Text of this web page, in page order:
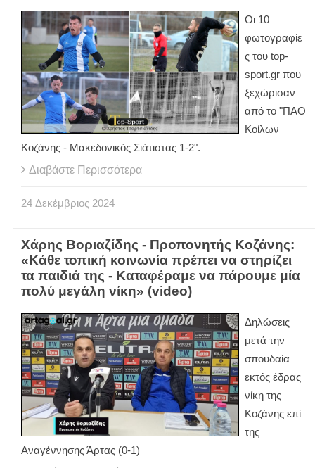
Οι 10
φωτογραφίε
ς του top-
sport.gr που
ξεχώρισαν
από το "ΠΑΟ
Κοίλων
Κοζάνης - Μακεδονικός Σιάτιστας 1-2".
Διαβάστε Περισσότερα
24 Δεκέμβριος 2024
Χάρης Βοριαζίδης - Προπονητής Κοζάνης:
«Κάθε τοπική κοινωνία πρέπει να στηρίζει
τα παιδιά της - Καταφέραμε να πάρουμε μία
πολύ μεγάλη νίκη» (video)
Δηλώσεις
μετά την
σπουδαία
εκτός έδρας
νίκη της
Κοζάνης επί
της
Αναγέννησης Άρτας (0-1)